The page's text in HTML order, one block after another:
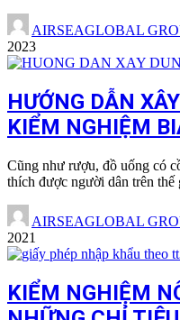
AIRSEAGLOBAL
2023
HƯỚNG DẪN
KIỂM NGHIỆM
Cũng như rượu, đồ uống có
thích được người dân trên
AIRSEAGLOBAL
2021
KIỂM NGHIỆM